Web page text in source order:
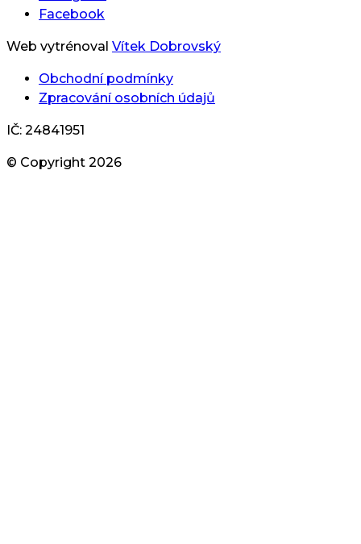
Facebook
Web vytrénoval Vítek Dobrovský
Obchodní podmínky
Zpracování osobních údajů
IČ: 24841951
© Copyright 2026